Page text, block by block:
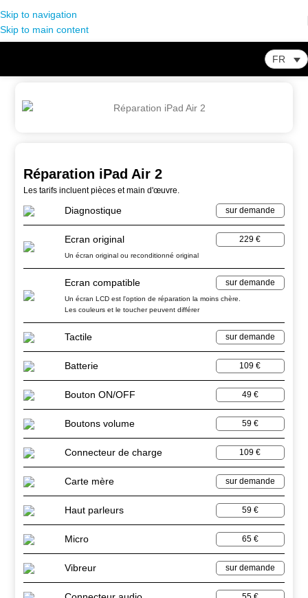
Skip to navigation
Skip to main content
FR
Réparation iPad Air 2
Les tarifs incluent pièces et main d'œuvre.
Diagnostique sur demande
Ecran original 229 €
Un écran original ou reconditionné original
Ecran compatible sur demande
Un écran LCD est l'option de réparation la moins chère.
Les couleurs et le toucher peuvent différer
Tactile sur demande
Batterie 109 €
Bouton ON/OFF 49 €
Boutons volume 59 €
Connecteur de charge 109 €
Carte mère sur demande
Haut parleurs 59 €
Micro 65 €
Vibreur sur demande